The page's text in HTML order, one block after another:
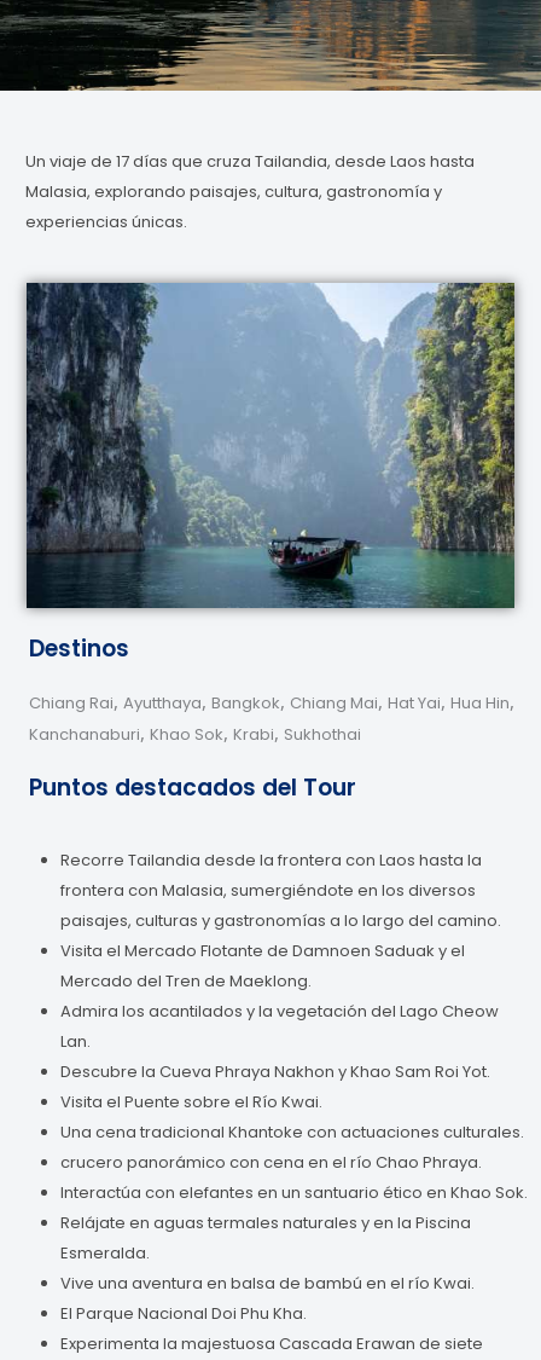
Un viaje de 17 días que cruza Tailandia, desde Laos hasta
Malasia, explorando paisajes, cultura, gastronomía y
experiencias únicas.
Destinos
Chiang Rai, Ayutthaya, Bangkok, Chiang Mai, Hat Yai, Hua Hin,
Kanchanaburi, Khao Sok, Krabi, Sukhothai
Puntos destacados del Tour
Recorre Tailandia desde la frontera con Laos hasta la
frontera con Malasia, sumergiéndote en los diversos
paisajes, culturas y gastronomías a lo largo del camino.
Visita el Mercado Flotante de Damnoen Saduak y el
Mercado del Tren de Maeklong.
Admira los acantilados y la vegetación del Lago Cheow
Lan.
Descubre la Cueva Phraya Nakhon y Khao Sam Roi Yot.
Visita el Puente sobre el Río Kwai.
Una cena tradicional Khantoke con actuaciones culturales.
crucero panorámico con cena en el río Chao Phraya.
Interactúa con elefantes en un santuario ético en Khao Sok.
Relájate en aguas termales naturales y en la Piscina
Esmeralda.
Vive una aventura en balsa de bambú en el río Kwai.
El Parque Nacional Doi Phu Kha.
Experimenta la majestuosa Cascada Erawan de siete